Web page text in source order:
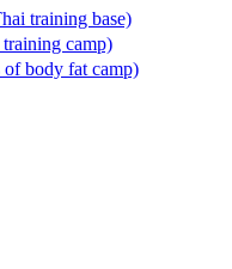
training base)
camp)
body fat camp)